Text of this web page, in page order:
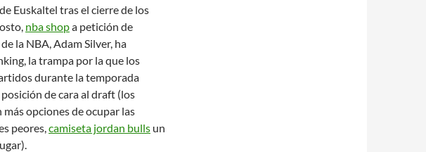
Euskaltel tras el cierre de los
nba shopa petición de
la NBA, Adam Silver, ha
la trampa por la que los
durante la temporada
de cara al draft (los
opciones de ocupar las
peores,camiseta jordan bulls un